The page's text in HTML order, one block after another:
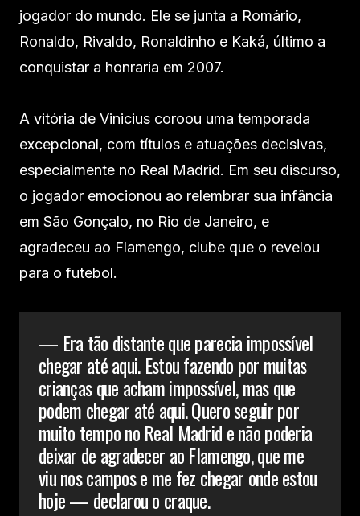
jogador do mundo. Ele se junta a Romário,
Ronaldo, Rivaldo, Ronaldinho e Kaká, último a
conquistar a honraria em 2007.
A vitória de Vinicius coroou uma temporada
excepcional, com títulos e atuações decisivas,
especialmente no Real Madrid. Em seu discurso,
o jogador emocionou ao relembrar sua infância
em São Gonçalo, no Rio de Janeiro, e
agradeceu ao Flamengo, clube que o revelou
para o futebol.
— Era tão distante que parecia impossível
chegar até aqui. Estou fazendo por muitas
crianças que acham impossível, mas que
podem chegar até aqui. Quero seguir por
muito tempo no Real Madrid e não poderia
deixar de agradecer ao Flamengo, que me
viu nos campos e me fez chegar onde estou
hoje — declarou o craque.